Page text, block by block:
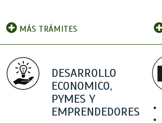
MÁS TRÁMITES
DESARROLLO
ECONOMICO,
PYMES Y
EMPRENDEDORES